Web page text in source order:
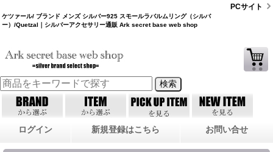
ケツァール/ ブランド メンズ シルバー925 スモールラバルムリング（シルバ
ー）/Quetzal｜シルバーアクセサリー通販 Ark secret base web shop
PCサイト
ログイン 新規登録はこちら お問い合せ